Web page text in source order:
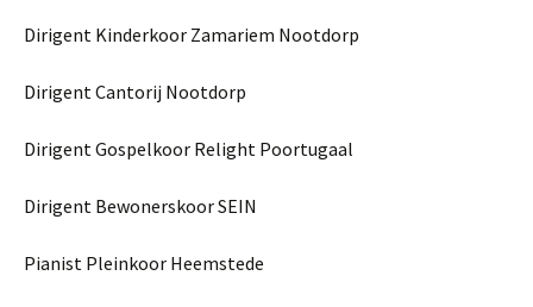
Dirigent Kinderkoor Zamariem Nootdorp
Dirigent Cantorij Nootdorp
Dirigent Gospelkoor Relight Poortugaal
Dirigent Bewonerskoor SEIN
Pianist Pleinkoor Heemstede